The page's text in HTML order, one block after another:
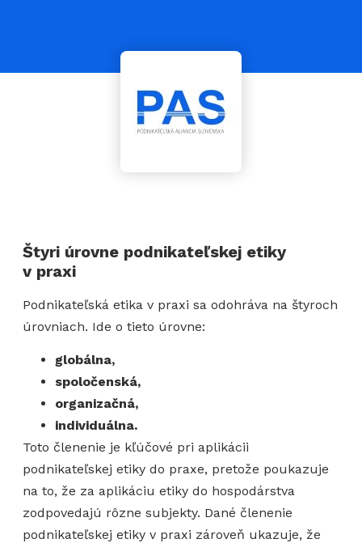
Štyri úrovne podnikateľskej etiky
v praxi
Podnikateľská etika v praxi sa odohráva na štyroch
úrovniach. Ide o tieto úrovne:
globálna,
spoločenská,
organizačná,
individuálna.
Toto členenie je kľúčové pri aplikácii
podnikateľskej etiky do praxe, pretože poukazuje
na to, že za aplikáciu etiky do hospodárstva
zodpovedajú rôzne subjekty. Dané členenie
podnikateľskej etiky v praxi zároveň ukazuje, že